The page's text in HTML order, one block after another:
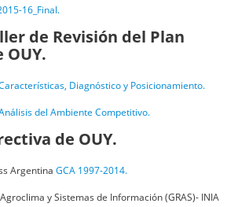
16_Final.
de Revisión del Plan
OUY.
Diagnóstico y Posicionamiento.
del Ambiente Competitivo.
de OUY.
Argentina GCA 1997-2014.
y Sistemas de Información (GRAS)- INIA